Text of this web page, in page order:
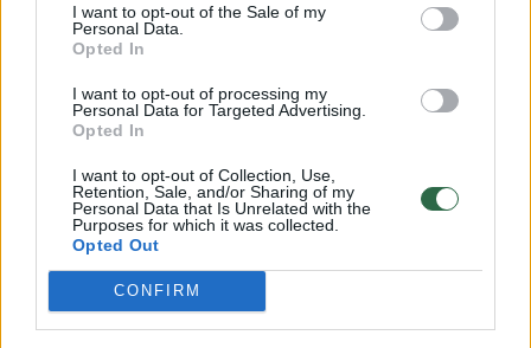
I want to opt-out of the Sale of my
Personal Data.
Opted In
I want to opt-out of processing my
Personal Data for Targeted Advertising.
Opted In
I want to opt-out of Collection, Use,
Retention, Sale, and/or Sharing of my
Personal Data that Is Unrelated with the
Purposes for which it was collected.
Opted Out
CONFIRM
Daugiau nuotraukų (1)
Specialistai pataria atkreipti dėmesį į tai,
kokiomis aplinkybėmis kava gali ne padėti, o